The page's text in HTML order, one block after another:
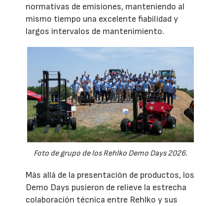
normativas de emisiones, manteniendo al
mismo tiempo una excelente fiabilidad y
largos intervalos de mantenimiento.
Foto de grupo de los Rehlko Demo Days 2026.
Más allá de la presentación de productos, los
Demo Days pusieron de relieve la estrecha
colaboración técnica entre Rehlko y sus